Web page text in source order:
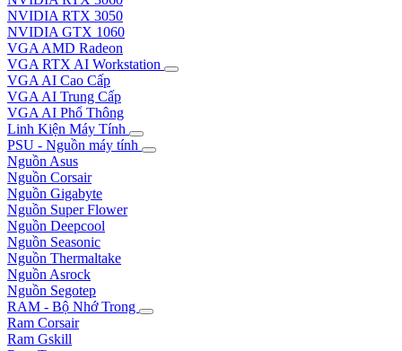
NVIDIA RTX 3050
NVIDIA GTX 1060
VGA AMD Radeon
VGA RTX AI Workstation
VGA AI Cao Cấp
VGA AI Trung Cấp
VGA AI Phổ Thông
Linh Kiện Máy Tính
PSU - Nguồn máy tính
Nguồn Asus
Nguồn Corsair
Nguồn Gigabyte
Nguồn Super Flower
Nguồn Deepcool
Nguồn Seasonic
Nguồn Thermaltake
Nguồn Asrock
Nguồn Segotep
RAM - Bộ Nhớ Trong
Ram Corsair
Ram Gskill